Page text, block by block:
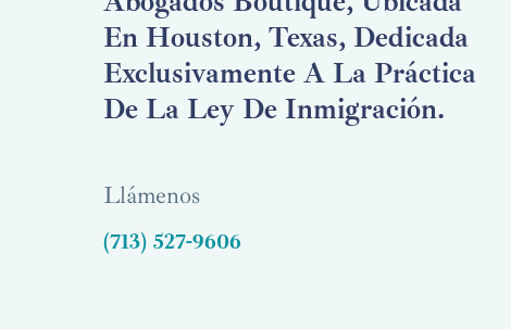
En Houston, Texas, Dedicada
Exclusivamente A La Práctica
De La Ley De Inmigración.
Llámenos
(713) 527-9606